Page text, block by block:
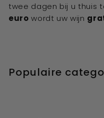
twee dagen bij u thuis
euro wordt uw wijn
Populaire